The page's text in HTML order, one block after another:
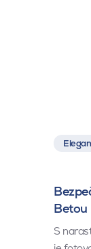
Betou
S